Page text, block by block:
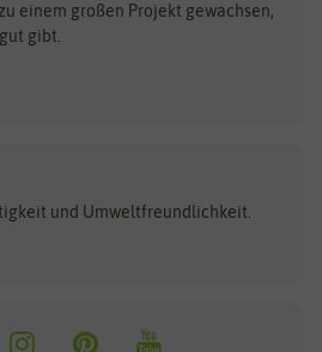
Flora Elite
Hortitops
JUB Holland
einem großen Projekt gewachsen,
gibt.
und Umweltfreundlichkeit.